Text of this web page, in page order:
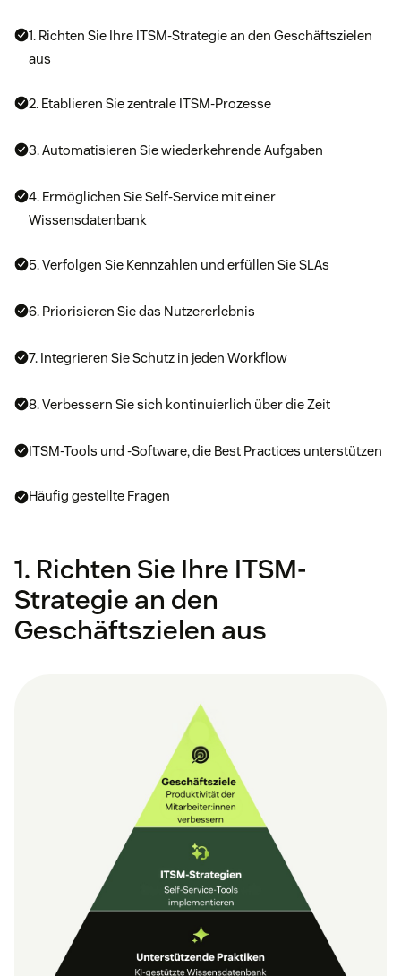
1. Richten Sie Ihre ITSM-Strategie an den Geschäftszielen
aus
2. Etablieren Sie zentrale ITSM-Prozesse
3. Automatisieren Sie wiederkehrende Aufgaben
4. Ermöglichen Sie Self-Service mit einer
Wissensdatenbank
5. Verfolgen Sie Kennzahlen und erfüllen Sie SLAs
6. Priorisieren Sie das Nutzererlebnis
7. Integrieren Sie Schutz in jeden Workflow
8. Verbessern Sie sich kontinuierlich über die Zeit
ITSM-Tools und -Software, die Best Practices unterstützen
Häufig gestellte Fragen
1. Richten Sie Ihre ITSM-
Strategie an den
Geschäftszielen aus